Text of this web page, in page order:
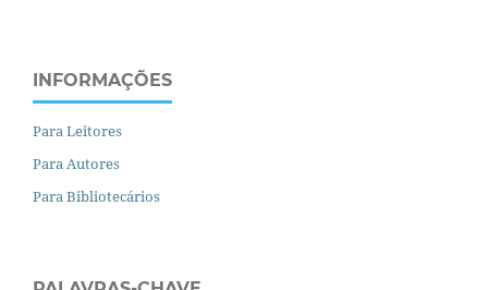
INFORMAÇÕES
Para Leitores
Para Autores
Para Bibliotecários